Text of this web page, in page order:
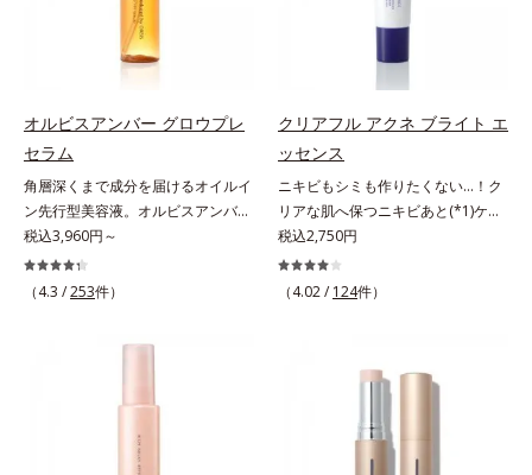
ください。・BEAUTY夏祭りは、こ
プセルの表面は肌になじみやすい構
造(*4)。内包した美容成分(*5)の浸
透をサポートし、角層すみずみをう
おいの通り道”を作って化粧水のな
じみ感をUP。化粧水前に使うこと
で、普段の化粧水の手ごたえをより
実感できる、しっとり整った肌状態
へ。化粧水前に2プッシュ使うだけ
で、うるおいのすき間にぐんぐん入
り込み、うるおいで満ち満ちたハリ
のある美肌へと整えます。*1 クチ
合わせが初（2023年4月 Mintel社デ
ータベースによる当社調べ）*2 う
るおい不足など*3 お手入れのファ
ップ。美白(*1)と保湿の両方にアプ
SG(*3)」、肌荒れや日焼けによる肌
のほてりを予防する「グリチルリチ
ン酸ジカリウム(*4)」など、たっぷ
りの保湿成分が浸透しやすい肌環境
を叶えます。はじめはピタッと密着
するテクスチャーは、肌になじむご
とにもっちり質感に、最後はなめら
かな水膜へと3変化。普段の保湿液
をこのジェルにおきかえて塗って眠
るだけで、うるおいながらもベタつ
*2 美白（メラニンの生成を抑え、
と*3 明るく澄んだ肌を目指す保湿
成分と、メラニンの生成を抑え、シ
オルビスアンバー グロウプレ
セラム
角層深くまで成分を届けるオイルイ
ン先行型美容液。オルビスアンバー
は、いつも⾃然体で美しくありたい
と願う⼤⼈世代に寄り添うブランド
です。年齢印象研究に基づいた肌サ
(*1)作りのサポートをします。オル
ビスアンバー グロウプレセラムオ
イルイン先⾏型美容液「オルビスア
税込3,960円～
（4.3 /253件）
クリアフル アクネ ブライト エ
ッセンス
ニキビもシミも作りたくない…！ク
リアな肌へ保つニキビあと(*1)ケア
(*2)美容液。クリアな肌へ保つ、ニ
キビあと(*1)ケア(*2)美容液です。
ニキビあとをケアしてシミを予防す
植物由来成分とコラーゲンでニキ
します。こっくりテクスチャーが肌
の上でほぐれてするっとなじみ、ベ
税込2,750円
（4.02 / 124件）